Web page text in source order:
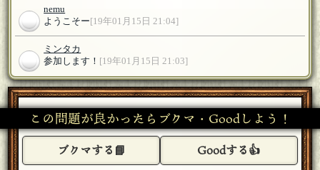
nemu
ようこそー [19年01月15日 21:04]
ミンタカ
参加します！ [19年01月15日 21:03]
赤升
キャノー[『★良質』]
[19年01月15日 21:01]
この問題が良かったらブクマ・Goodしよう！
ブクマする📘 Goodする👍